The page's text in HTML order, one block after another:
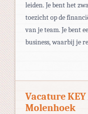
leiden. Je bent het
toezicht op de
van je team. Je bent
business, waarbij je
Vacature KEY
Molenhoek